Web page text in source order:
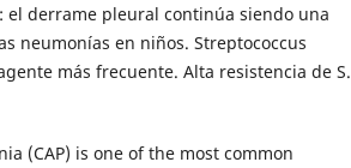
el derrame pleural continúa siendo una
neumonías en niños. Streptococcus
más frecuente. Alta resistencia de S.
(CAP) is one of the most common